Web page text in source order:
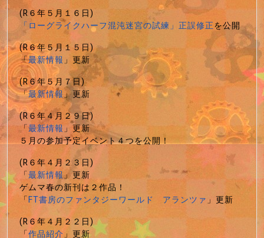
(R６年５月１６日)
「ローグライクハーフ混沌迷宮の試練」正誤修正を公開
(R６年５月１５日)
「最新情報」更新
(R６年５月７日)
「最新情報」更新
(R６年４月２９日)
「最新情報」更新
５月の参加予定イベント４つを公開！
(R６年４月２３日)
「最新情報」更新
ゲムマ春の新刊は２作品！
「FT書房のファンタジーワールド アランツァ」更新
(R６年４月２２日)
「作品紹介」更新